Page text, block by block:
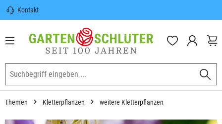
springen
Kontakt
Sicherer Versand | Versandkostenfrei
(DE) ab 100€
Garten-Schlüter Anwachsgarantie
Themen Kletterpflanzen weitere Kletterpflanzen